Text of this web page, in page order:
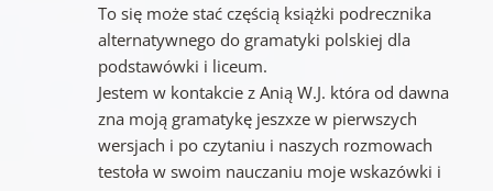
To się może stać częścią książki podrecznika
alternatywnego do gramatyki polskiej dla
podstawówki i liceum.
Jestem w kontakcie z Anią W.J. która od dawna
zna moją gramatykę jeszxze w pierwszych
wersjach i po czytaniu i naszych rozmowach
testoła w swoim nauczaniu moje wskazówki i